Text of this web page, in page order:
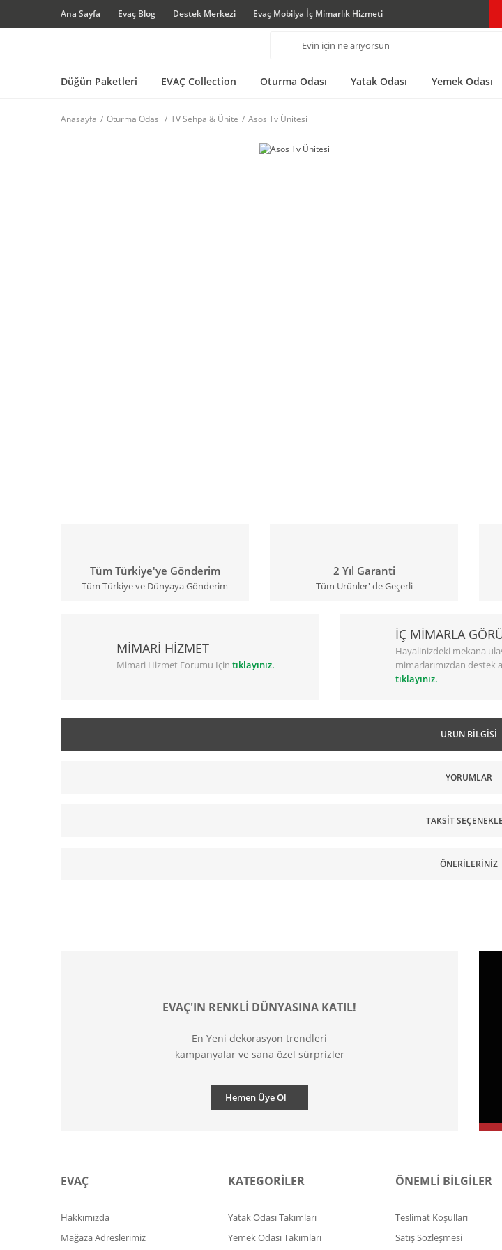
Ana Sayfa Evaç Blog Destek Merkezi Evaç Mobilya İç Mimarlık Hizmeti
Düğün Paketleri EVAÇ Collection Oturma Odası Yatak Odası Yemek Odası
Anasayfa Oturma Odası TV Sehpa & Ünite Asos Tv Ünitesi
Tüm Türkiye'ye Gönderim
Tüm Türkiye ve Dünyaya Gönderim
2 Yıl Garanti
Tüm Ürünler' de Geçerli
MİMARİ HİZMET
Mimari Hizmet Forumu İçin tıklayınız.
İÇ MİMARLA
Hayalinizdeki mekana
mimarlarımızdan destek
tıklayınız.
ÜRÜN BILGISI
YORUMLAR
TAKSIT
ÖNERILERINIZ
EVAÇ'IN RENKLİ DÜNYASINA KATIL!
En Yeni dekorasyon trendleri
kampanyalar ve sana özel sürprizler
Hemen Üye Ol
EVAÇ
Hakkımızda
Mağaza Adreslerimiz
KATEGORİLER
Yatak Odası Takımları
Yemek Odası Takımları
ÖNEMLİ BİLGİLER
Teslimat Koşulları
Satış Sözleşmesi